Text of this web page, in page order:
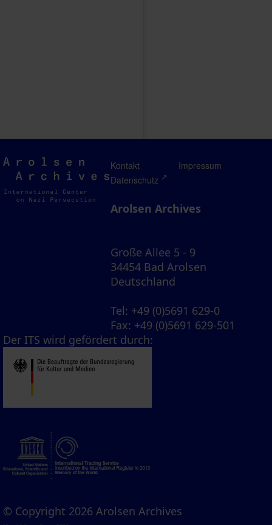
Arolsen
Archives
Kontakt
Impressum
Datenschutz
Arolsen Archives
Große Allee 5 - 9
34454 Bad Arolsen
Deutschland
Tel: +49 (0)5691 629-0
Fax: +49 (0)5691 629-501
Der ITS wird gefördert durch:
© Copyright 2026 Arolsen Archives